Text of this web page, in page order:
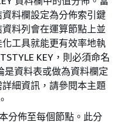
料欄設定為分佈索引鍵
料列會在運算節點上並
工具就能更有效率地執
KEY，則必須命名
是資料表或做為資料欄定
細資訊，請參閱本主題
分佈至每個節點。此分